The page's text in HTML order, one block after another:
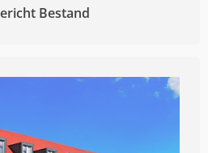
Bestand